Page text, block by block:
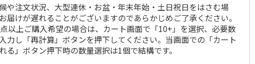
や注文状況、大型連休・お盆・年末年始・土日祝日をはさむ場
届けが遅れることがございますのであらかじめご了承ください。
以上ご購入希望の場合は、カート画面で「10+」を選択、必要数
力し「再計算」ボタンを押下してください。当画面での「カート
る」ボタン押下時の数量選択は1個で結構です。